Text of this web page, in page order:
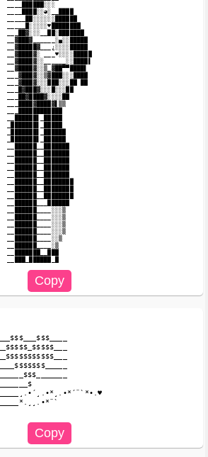
____██████░░░
____████░░◕░__████
_____██░░░░░░██████
_____█░░░░░♥████████
___██▓░░░__██░███████
__▓███▓______░▄░░█████
__▓█████▓___¿░░░░█████
__▓████▓░ ___♥░░░░█████
__▓████▓░░______░░████▌
__▓████▓░░▒_▓██▀▀████▌
___▓███▓░░▒▓███░░░████
___▓███▓░░░███░░░██ ██
___█▓███▓░░░█░░░██
___██▓████▓░░░░██
___████▓████▓▌▒▒
__██████____░░░▒
__██████____░░░▒
__██████____░░░▒
__██████____░░░▒
__██████____░░▒
__██████____░▒
___$$$___$$$____
__$$$$$_$$$$$___
__$$$$$$$$$$$___
____$$$$$$$_____
______$$$_______
_______$
_____¸.•´¸.•*¸.•*´¨`*•.♥
_____*.¸¸.•*¨`